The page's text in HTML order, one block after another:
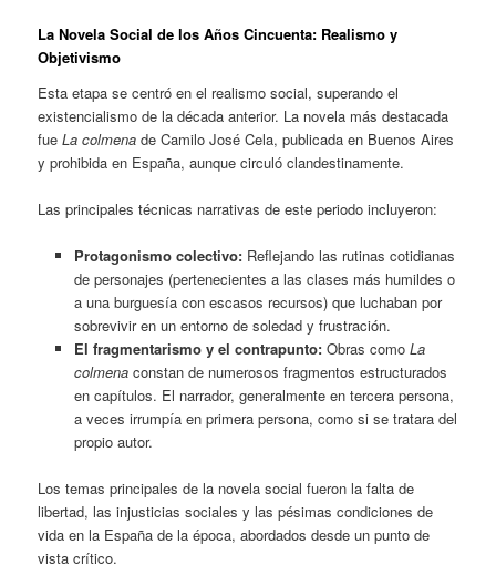
La Novela Social de los Años Cincuenta: Realismo y
Objetivismo
Esta etapa se centró en el realismo social, superando el
existencialismo de la década anterior. La novela más destacada
fueLa colmena de Camilo José Cela, publicada en Buenos Aires
y prohibida en España, aunque circuló clandestinamente.
Las principales técnicas narrativas de este periodo incluyeron:
Protagonismo colectivo:Reflejando las rutinas cotidianas
de personajes (pertenecientes a las clases más humildes o
a una burguesía con escasos recursos) que luchaban por
sobrevivir en un entorno de soledad y frustración.
El fragmentarismo y el contrapunto:Obras como La
colmenaconstan de numerosos fragmentos estructurados
en capítulos. El narrador, generalmente en tercera persona,
a veces irrumpía en primera persona, como si se tratara del
propio autor.
Los temas principales de la novela social fueron la falta de
libertad, las injusticias sociales y las pésimas condiciones de
vida en la España de la época, abordados desde un punto de
vista crítico.